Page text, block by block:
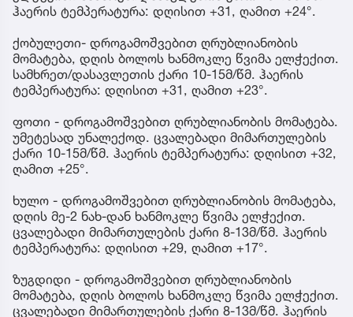
ჰაერის ტემპერატურა: დღისით +31, ღამით +24°.
ქობულეთი- დროგამოშვებით ღრუბლიანობის
მომატება, დღის ბოლოს ხანმოკლე წვიმა ელჭექით.
სამხრეთ/დასავლეთის ქარი 10-15მ/წმ. ჰაერის
ტემპერატურა: დღისით +31, ღამით +23°.
ფოთი - დროგამოშვებით ღრუბლიანობის მომატება.
უმეტესად უნალექოდ. ცვალებადი მიმართულების
ქარი 10-15მ/წმ. ჰაერის ტემპერატურა: დღისით +32,
ღამით +25°.
ხულო - დროგამოშვებით ღრუბლიანობის მომატება,
დღის მე-2 ნახ-დან ხანმოკლე წვიმა ელჭექით.
ცვალებადი მიმართულების ქარი 8-13მ/წმ. ჰაერის
ტემპერატურა: დღისით +29, ღამით +17°.
ზუგდიდი - დროგამოშვებით ღრუბლიანობის
მომატება, დღის ბოლოს ხანმოკლე წვიმა ელჭექით.
ცვალებადი მიმართულების ქარი 8-13მ/წმ. ჰაერის